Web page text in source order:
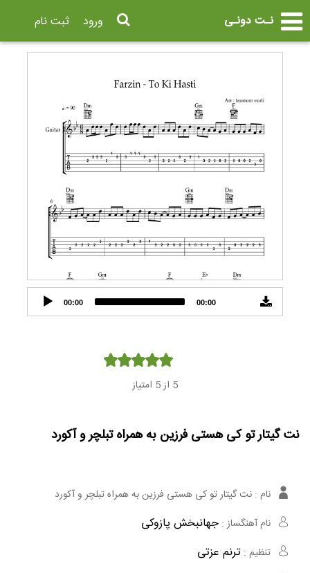
نـت دونـی ثبت نام ورود
Audio
Player
00:00 00:00
5 از 5 امتیاز
نت گیتار تو کی هستی فرزین به همراه تبلچر و آکورد
نام : نت گیتار تو کی هستی فرزین به همراه تبلچر و آکورد
نام آهنگساز : جهانبخش پازوکی
تنظیم : ترنم عزتی